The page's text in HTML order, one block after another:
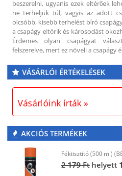
beszerelni, ugyanis ezek eltérőek
ne terheljük túl, vagyis az adott
olcsóbb, kisebb terhelést bíró
a csapágy eltörik és károsodást
Érdemes olyan csapágyat
felszerelve, mert ez növeli a csapágy
VÁSÁRLÓI ÉRTÉKELÉSEK
Vásárlóink írták »
AKCIÓS TERMÉKEK
Féktisztító (500 ml)
2 179 Ft helyett